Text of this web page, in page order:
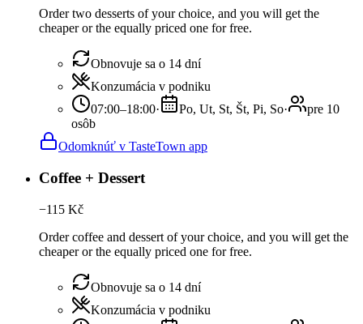
Order two desserts of your choice, and you will get the
cheaper or the equally priced one for free.
Obnovuje sa o 14 dní
Konzumácia v podniku
07:00–18:00· Po, Ut, St, Št, Pi, So·
pre 10
osôb
Odomknúť v TasteTown app
Coffee + Dessert
−115 Kč
Order coffee and dessert of your choice, and you will get the
cheaper or the equally priced one for free.
Obnovuje sa o 14 dní
Konzumácia v podniku